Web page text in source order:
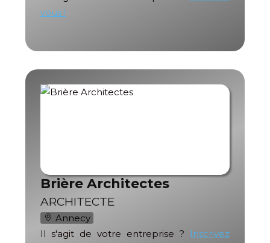
vous !
Brière Architectes
ARCHITECTE
Annecy
Il s'agit de votre entreprise ?
Inscrivez